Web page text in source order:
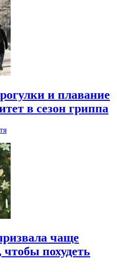
и плавание
в сезон гриппа
чаще
похудеть